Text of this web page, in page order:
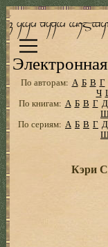
По авторам: А Б В Г
Ч
По книгам: А Б В Г Д
По сериям: А Б В Г Д
Кэри